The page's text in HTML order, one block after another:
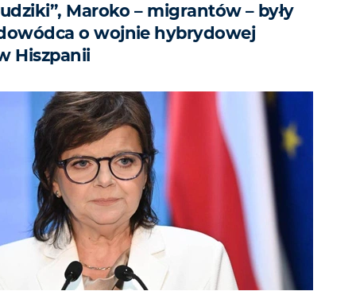
Maroko – migrantów – były
o wojnie hybrydowej
Hiszpanii